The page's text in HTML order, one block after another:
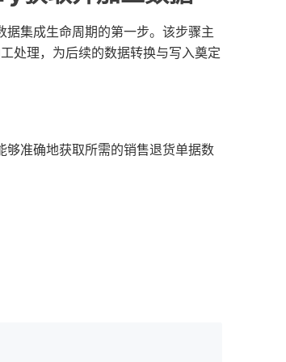
据集成生命周期的第一步。该步骤主
处理，为后续的数据转换与写入奠定
准确地获取所需的销售退货单据数